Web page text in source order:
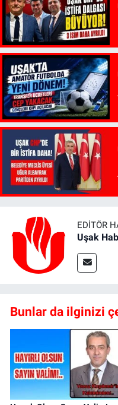
EDITÖR
Uşak
Bunlar da ilginizi